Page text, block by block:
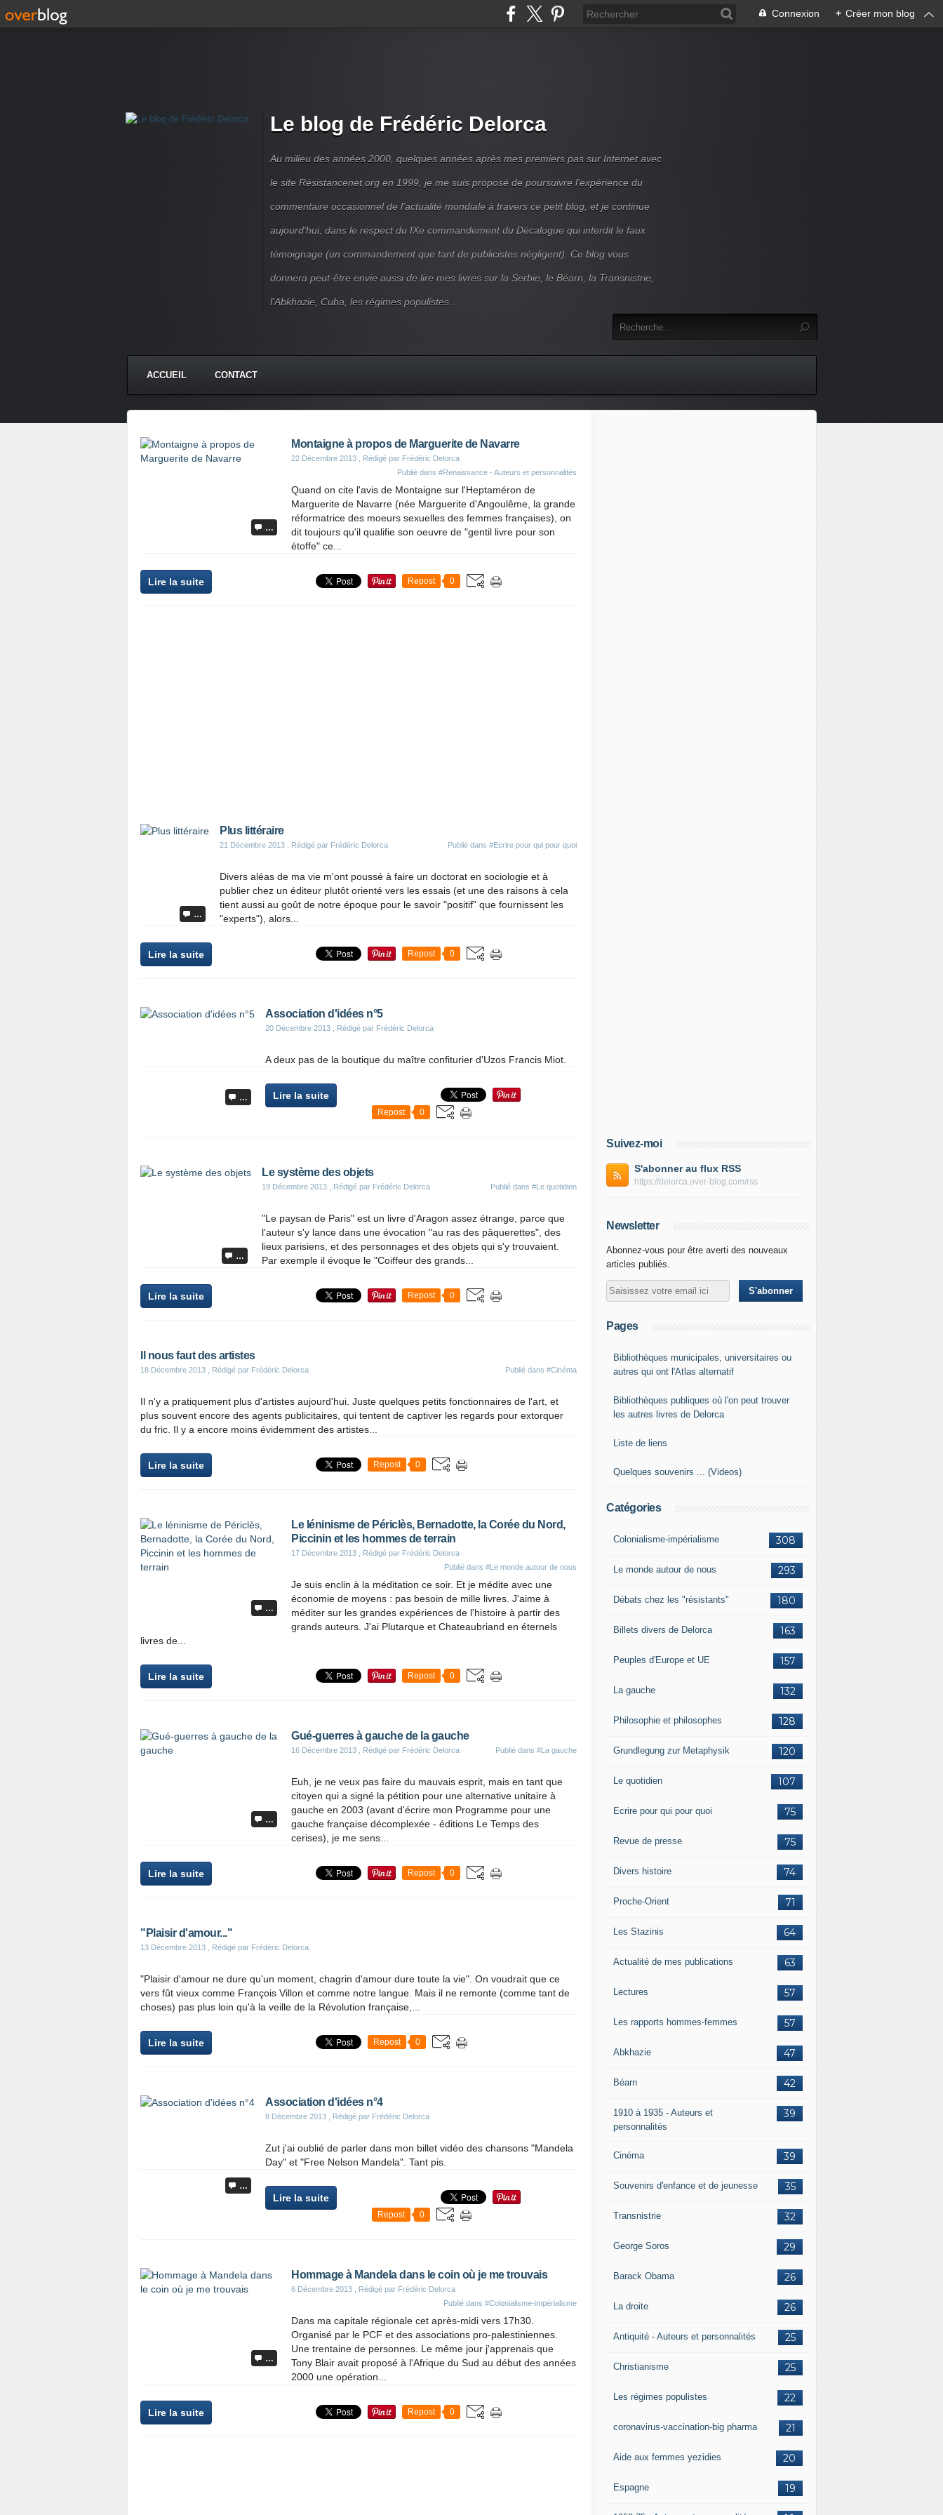
Connexion + Créer mon blog
Le blog de Frédéric Delorca
Au milieu des années 2000, quelques années après mes premiers pas sur Internet avec
le site Résistancenet.org en 1999, je me suis proposé de poursuivre l'expérience du
commentaire occasionnel de l'actualité mondiale à travers ce petit blog, et je continue
aujourd'hui, dans le respect du IXe commandement du Décalogue qui interdit le faux
témoignage (un commandement que tant de publicistes négligent). Ce blog vous
donnera peut-être envie aussi de lire mes livres sur la Serbie, le Béarn, la Transnistrie,
l'Abkhazie, Cuba, les régimes populistes...
ACCUEIL CONTACT
…
Montaigne à propos de Marguerite de Navarre
22 Décembre 2013 , Rédigé par Frédéric Delorca
Publié dans #Renaissance - Auteurs et personnalités
Quand on cite l'avis de Montaigne sur l'Heptaméron de
Marguerite de Navarre (née Marguerite d'Angoulême, la grande
réformatrice des moeurs sexuelles des femmes françaises), on
dit toujours qu'il qualifie son oeuvre de "gentil livre pour son
étoffe" ce...
Lire la suite Repost 0
…
Plus littéraire
21 Décembre 2013 , Rédigé par Frédéric Delorca Publié dans #Ecrire pour qui pour quoi
Divers aléas de ma vie m'ont poussé à faire un doctorat en sociologie et à
publier chez un éditeur plutôt orienté vers les essais (et une des raisons à cela
tient aussi au goût de notre époque pour le savoir "positif" que fournissent les
"experts"), alors...
Lire la suite Repost 0
…
Association d'idées n°5
20 Décembre 2013 , Rédigé par Frédéric Delorca
A deux pas de la boutique du maître confiturier d'Uzos Francis Miot.
Lire la suite
Repost 0
…
Le système des objets
19 Décembre 2013 , Rédigé par Frédéric Delorca Publié dans #Le quotidien
"Le paysan de Paris" est un livre d'Aragon assez étrange, parce que
l'auteur s'y lance dans une évocation "au ras des pâquerettes", des
lieux parisiens, et des personnages et des objets qui s'y trouvaient.
Par exemple il évoque le "Coiffeur des grands...
Lire la suite Repost 0
Il nous faut des artistes
18 Décembre 2013 , Rédigé par Frédéric Delorca Publié dans #Cinéma
Il n'y a pratiquement plus d'artistes aujourd'hui. Juste quelques petits fonctionnaires de l'art, et
plus souvent encore des agents publicitaires, qui tentent de captiver les regards pour extorquer
du fric. Il y a encore moins évidemment des artistes...
Lire la suite Repost 0
…
Le léninisme de Périclès, Bernadotte, la Corée du Nord,
Piccinin et les hommes de terrain
17 Décembre 2013 , Rédigé par Frédéric Delorca
Publié dans #Le monde autour de nous
Je suis enclin à la méditation ce soir. Et je médite avec une
économie de moyens : pas besoin de mille livres. J'aime à
méditer sur les grandes expériences de l'histoire à partir des
grands auteurs. J'ai Plutarque et Chateaubriand en éternels
livres de...
Lire la suite Repost 0
…
Gué-guerres à gauche de la gauche
16 Décembre 2013 , Rédigé par Frédéric Delorca Publié dans #La gauche
Euh, je ne veux pas faire du mauvais esprit, mais en tant que
citoyen qui a signé la pétition pour une alternative unitaire à
gauche en 2003 (avant d'écrire mon Programme pour une
gauche française décomplexée - éditions Le Temps des
cerises), je me sens...
Lire la suite Repost 0
"Plaisir d'amour..."
13 Décembre 2013 , Rédigé par Frédéric Delorca
"Plaisir d'amour ne dure qu'un moment, chagrin d'amour dure toute la vie". On voudrait que ce
vers fût vieux comme François Villon et comme notre langue. Mais il ne remonte (comme tant de
choses) pas plus loin qu'à la veille de la Révolution française,...
Lire la suite Repost 0
…
Association d'idées n°4
8 Décembre 2013 , Rédigé par Frédéric Delorca
Zut j'ai oublié de parler dans mon billet vidéo des chansons "Mandela
Day" et "Free Nelson Mandela". Tant pis.
Lire la suite
Repost 0
…
Hommage à Mandela dans le coin où je me trouvais
6 Décembre 2013 , Rédigé par Frédéric Delorca
Publié dans #Colonialisme-impérialisme
Dans ma capitale régionale cet après-midi vers 17h30.
Organisé par le PCF et des associations pro-palestiniennes.
Une trentaine de personnes. Le même jour j'apprenais que
Tony Blair avait proposé à l'Afrique du Sud au début des années
2000 une opération...
Lire la suite Repost 0
Suivez-moi
S'abonner au flux RSS
https://delorca.over-blog.com/rss
Newsletter
Abonnez-vous pour être averti des nouveaux
articles publiés.
Pages
Bibliothèques municipales, universitaires ou
autres qui ont l'Atlas alternatif
Bibliothèques publiques où l'on peut trouver
les autres livres de Delorca
Liste de liens
Quelques souvenirs ... (Videos)
Catégories
308
Colonialisme-impérialisme
293
Le monde autour de nous
180
Débats chez les "résistants"
163
Billets divers de Delorca
157
Peuples d'Europe et UE
132
La gauche
128
Philosophie et philosophes
120
Grundlegung zur Metaphysik
107
Le quotidien
75
Ecrire pour qui pour quoi
75
Revue de presse
74
Divers histoire
71
Proche-Orient
64
Les Stazinis
63
Actualité de mes publications
57
Lectures
57
Les rapports hommes-femmes
47
Abkhazie
42
Béarn
39
1910 à 1935 - Auteurs et
personnalités
39
Cinéma
35
Souvenirs d'enfance et de jeunesse
32
Transnistrie
29
George Soros
26
Barack Obama
26
La droite
25
Antiquité - Auteurs et personnalités
25
Christianisme
22
Les régimes populistes
21
coronavirus-vaccination-big pharma
20
Aide aux femmes yezidies
19
Espagne